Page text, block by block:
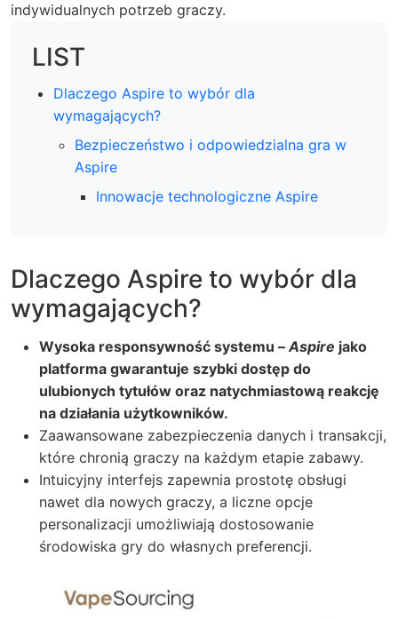
indywidualnych potrzeb graczy.
LIST
Dlaczego Aspire to wybór dla
wymagających?
Bezpieczeństwo i odpowiedzialna gra w
Aspire
Innowacje technologiczne Aspire
Dlaczego Aspire to wybór dla
wymagających?
Wysoka responsywność systemu –Aspire jako
platforma gwarantuje szybki dostęp do
ulubionych tytułów oraz natychmiastową reakcję
na działania użytkowników.
Zaawansowane zabezpieczenia danych i transakcji,
które chronią graczy na każdym etapie zabawy.
Intuicyjny interfejs zapewnia prostotę obsługi
nawet dla nowych graczy, a liczne opcje
personalizacji umożliwiają dostosowanie
środowiska gry do własnych preferencji.